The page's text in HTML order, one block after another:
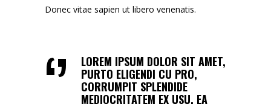
Donec vitae sapien ut libero venenatis.
LOREM IPSUM DOLOR SIT AMET,
PURTO ELIGENDI CU PRO,
CORRUMPIT SPLENDIDE
MEDIOCRITATEM EX USU. EA